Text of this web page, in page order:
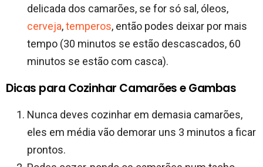
delicada dos camarões, se for só sal, óleos,
cerveja,temperos, então podes deixar por mais
tempo (30 minutos se estão descascados, 60
minutos se estão com casca).
Dicas para Cozinhar Camarões e Gambas
Nunca deves cozinhar em demasia camarões,
eles em média vão demorar uns 3 minutos a ficar
prontos.